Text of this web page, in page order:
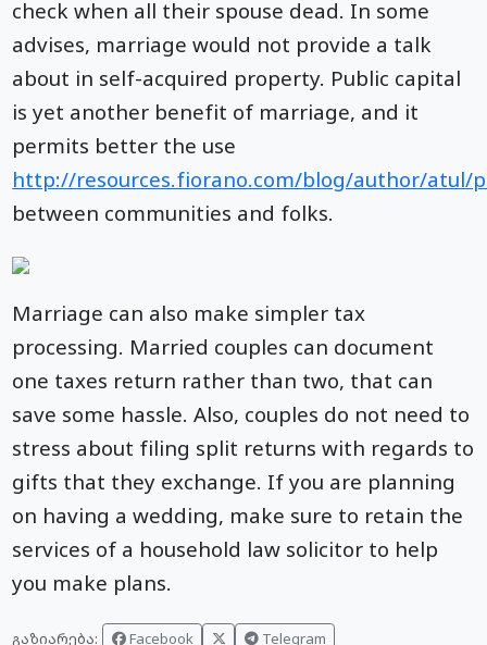
check when all their spouse dead. In some
advises, marriage would not provide a talk
about in self-acquired property. Public capital
is yet another benefit of marriage, and it
permits better the use
http://resources.fiorano.com/blog/author/atul/
between communities and folks.
Marriage can also make simpler tax
processing. Married couples can document
one taxes return rather than two, that can
save some hassle. Also, couples do not need to
stress about filing split returns with regards to
gifts that they exchange. If you are planning
on having a wedding, make sure to retain the
services of a household law solicitor to help
you make plans.
გაზიარება: Facebook Telegram